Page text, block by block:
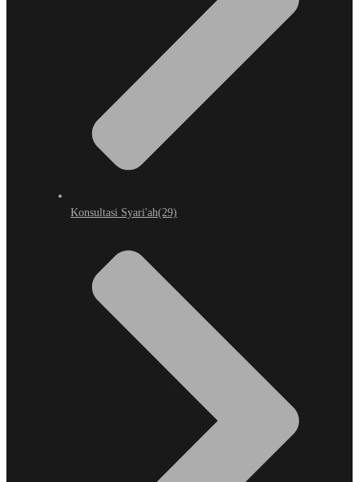
Konsultasi Syari'ah(29)